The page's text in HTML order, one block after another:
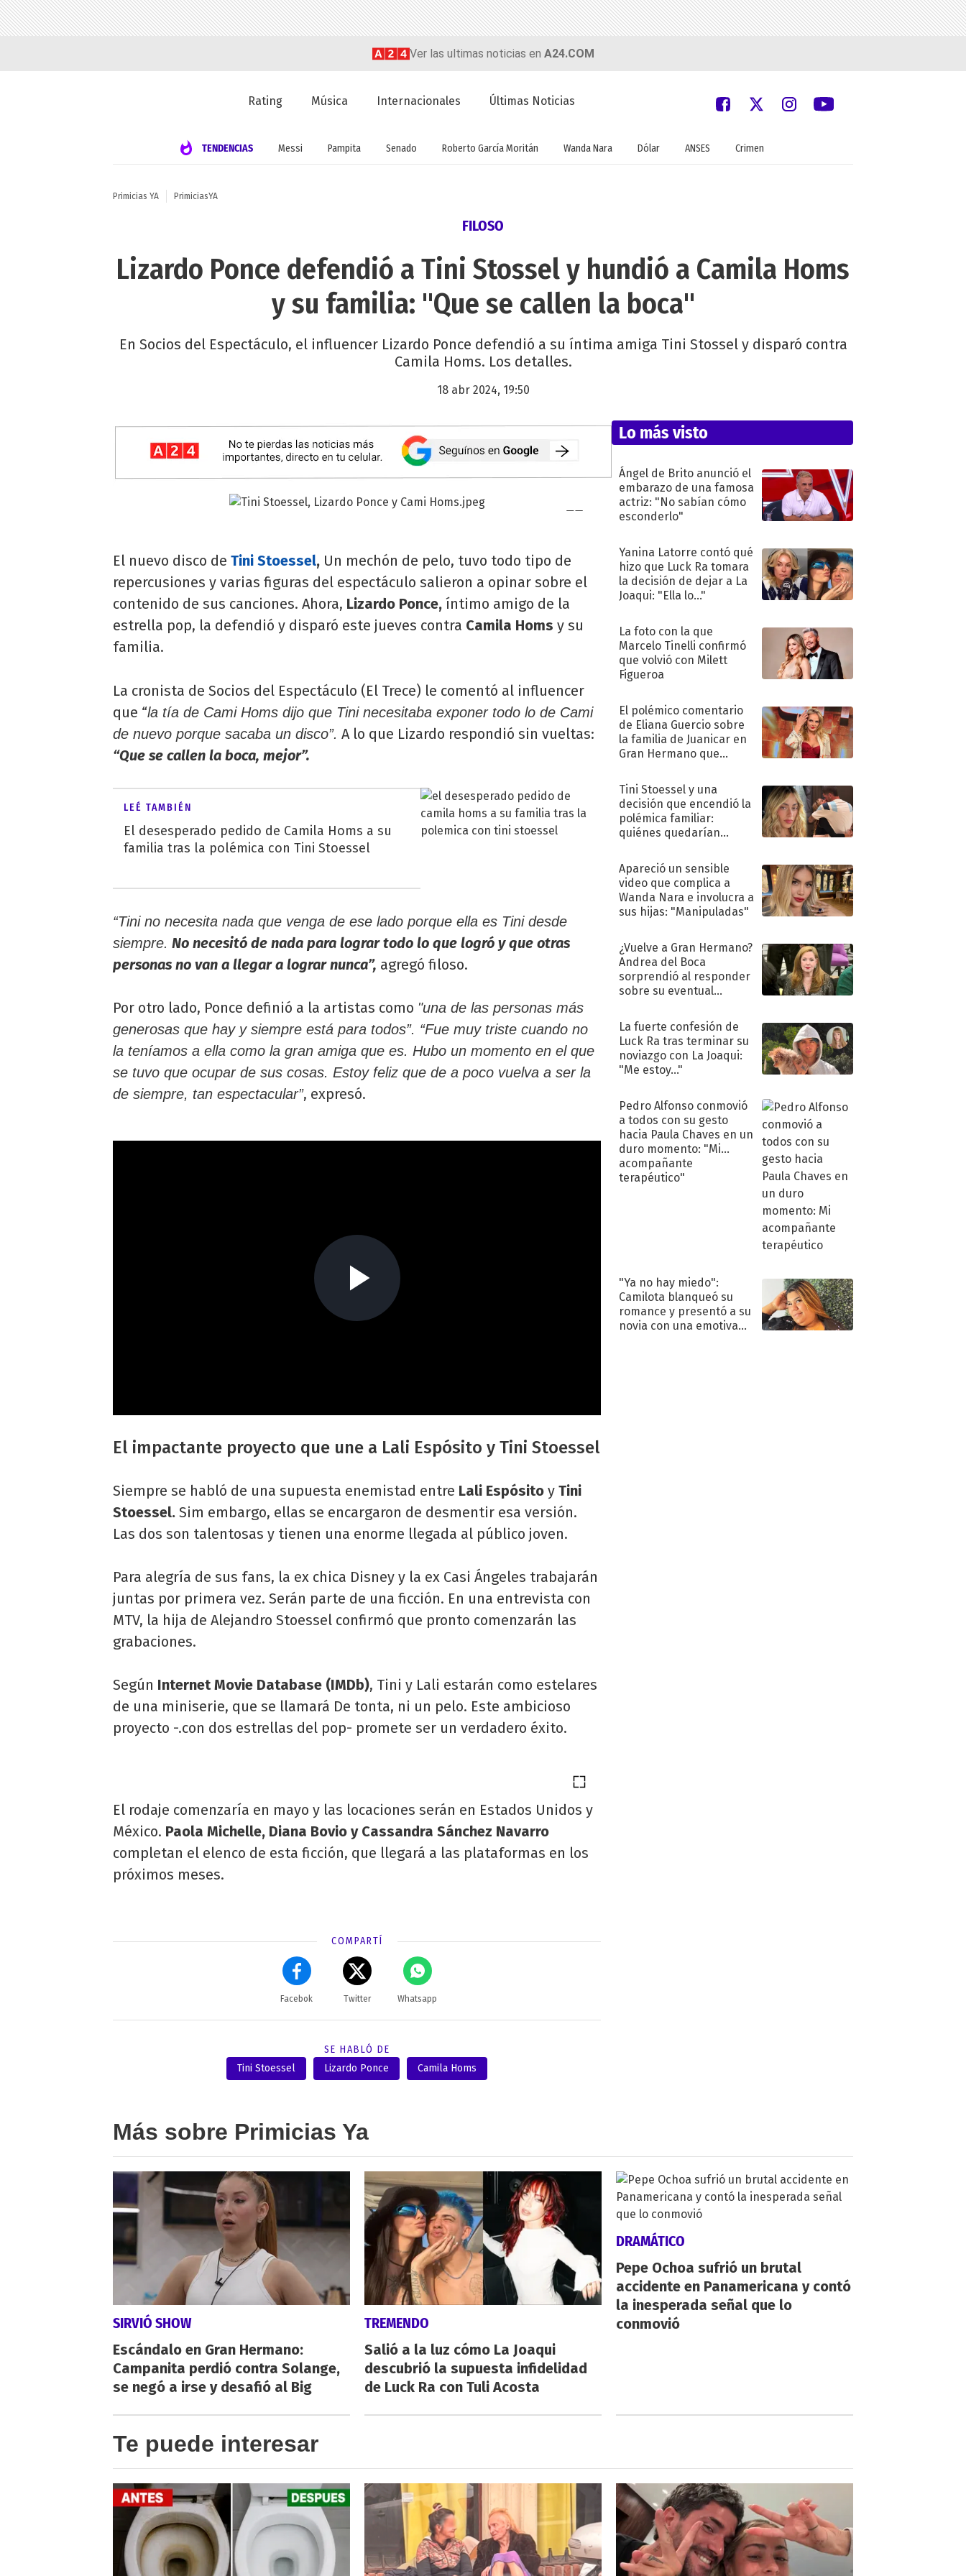
Ver las ultimas noticias en A24.COM
Rating Música Internacionales Últimas Noticias
TENDENCIAS Messi Pampita Senado Roberto García Moritán Wanda Nara Dólar ANSES Crimen
Primicias YA PrimiciasYA
FILOSO
Lizardo Ponce defendió a Tini Stossel y hundió a Camila Homs
y su familia: "Que se callen la boca"
En Socios del Espectáculo, el influencer Lizardo Ponce defendió a su íntima amiga Tini Stossel y disparó contra
Camila Homs. Los detalles.
18 abr 2024, 19:50
El nuevo disco de Tini Stoessel, Un mechón de pelo, tuvo todo tipo de
repercusiones y varias figuras del espectáculo salieron a opinar sobre el
contenido de sus canciones. Ahora, Lizardo Ponce, íntimo amigo de la
estrella pop, la defendió y disparó este jueves contra Camila Homs y su
familia.
La cronista de Socios del Espectáculo (El Trece) le comentó al influencer
que “la tía de Cami Homs dijo que Tini necesitaba exponer todo lo de Cami
de nuevo porque sacaba un disco”. A lo que Lizardo respondió sin vueltas:
“Que se callen la boca, mejor”.
LEÉ TAMBIÉN
El desesperado pedido de Camila Homs a su
familia tras la polémica con Tini Stoessel
“Tini no necesita nada que venga de ese lado porque ella es Tini desde
siempre. No necesitó de nada para lograr todo lo que logró y que otras
personas no van a llegar a lograr nunca”, agregó filoso.
Por otro lado, Ponce definió a la artistas como "una de las personas más
generosas que hay y siempre está para todos”. “Fue muy triste cuando no
la teníamos a ella como la gran amiga que es. Hubo un momento en el que
se tuvo que ocupar de sus cosas. Estoy feliz que de a poco vuelva a ser la
de siempre, tan espectacular”, expresó.
El impactante proyecto que une a Lali Espósito y Tini Stoessel
Siempre se habló de una supuesta enemistad entre Lali Espósito y Tini
Stoessel. Sim embargo, ellas se encargaron de desmentir esa versión.
Las dos son talentosas y tienen una enorme llegada al público joven.
Para alegría de sus fans, la ex chica Disney y la ex Casi Ángeles trabajarán
juntas por primera vez. Serán parte de una ficción. En una entrevista con
MTV, la hija de Alejandro Stoessel confirmó que pronto comenzarán las
grabaciones.
Según Internet Movie Database (IMDb), Tini y Lali estarán como estelares
de una miniserie, que se llamará De tonta, ni un pelo. Este ambicioso
proyecto -.con dos estrellas del pop- promete ser un verdadero éxito.
El rodaje comenzaría en mayo y las locaciones serán en Estados Unidos y
México. Paola Michelle, Diana Bovio y Cassandra Sánchez Navarro
completan el elenco de esta ficción, que llegará a las plataformas en los
próximos meses.
COMPARTÍ
Facebok Twitter Whatsapp
SE HABLÓ DE
Tini Stoessel
Lizardo Ponce Camila Homs
Lo más visto
Ángel de Brito anunció el
embarazo de una famosa
actriz: "No sabían cómo
esconderlo"
Yanina Latorre contó qué
hizo que Luck Ra tomara
la decisión de dejar a La
Joaqui: "Ella lo..."
La foto con la que
Marcelo Tinelli confirmó
que volvió con Milett
Figueroa
El polémico comentario
de Eliana Guercio sobre
la familia de Juanicar en
Gran Hermano que
Tini Stoessel y una
decisión que encendió la
polémica familiar:
quiénes quedarían
Apareció un sensible
video que complica a
Wanda Nara e involucra a
sus hijas: "Manipuladas"
¿Vuelve a Gran Hermano?
Andrea del Boca
sorprendió al responder
sobre su eventual
La fuerte confesión de
Luck Ra tras terminar su
noviazgo con La Joaqui:
"Me estoy..."
Pedro Alfonso conmovió
a todos con su gesto
hacia Paula Chaves en un
duro momento: "Mi
acompañante
terapéutico"
"Ya no hay miedo":
Camilota blanqueó su
romance y presentó a su
novia con una emotiva
Más sobre Primicias Ya
SIRVIÓ SHOW
Escándalo en Gran Hermano:
Campanita perdió contra Solange,
se negó a irse y desafió al Big
TREMENDO
Salió a la luz cómo La Joaqui
descubrió la supuesta infidelidad
de Luck Ra con Tuli Acosta
DRAMÁTICO
Pepe Ochoa sufrió un brutal
accidente en Panamericana y contó
la inesperada señal que lo
conmovió
Te puede interesar